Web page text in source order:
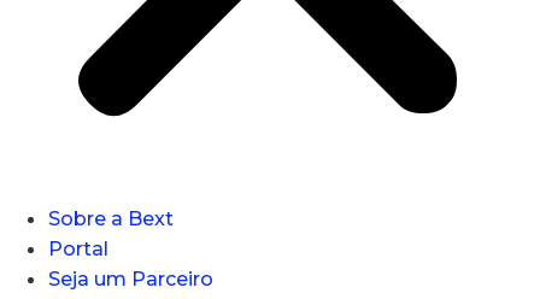
Sobre a Bext
Portal
Seja um Parceiro